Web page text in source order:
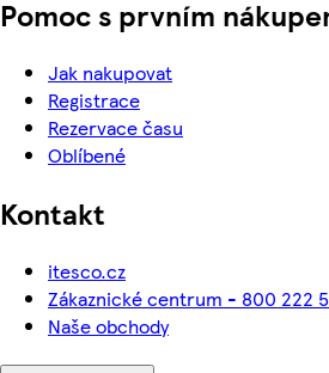
Pomoc s prvním
Jak nakupovat
Registrace
Rezervace času
Oblíbené
Kontakt
itesco.cz
Zákaznické centrum - 800 222
Naše obchody